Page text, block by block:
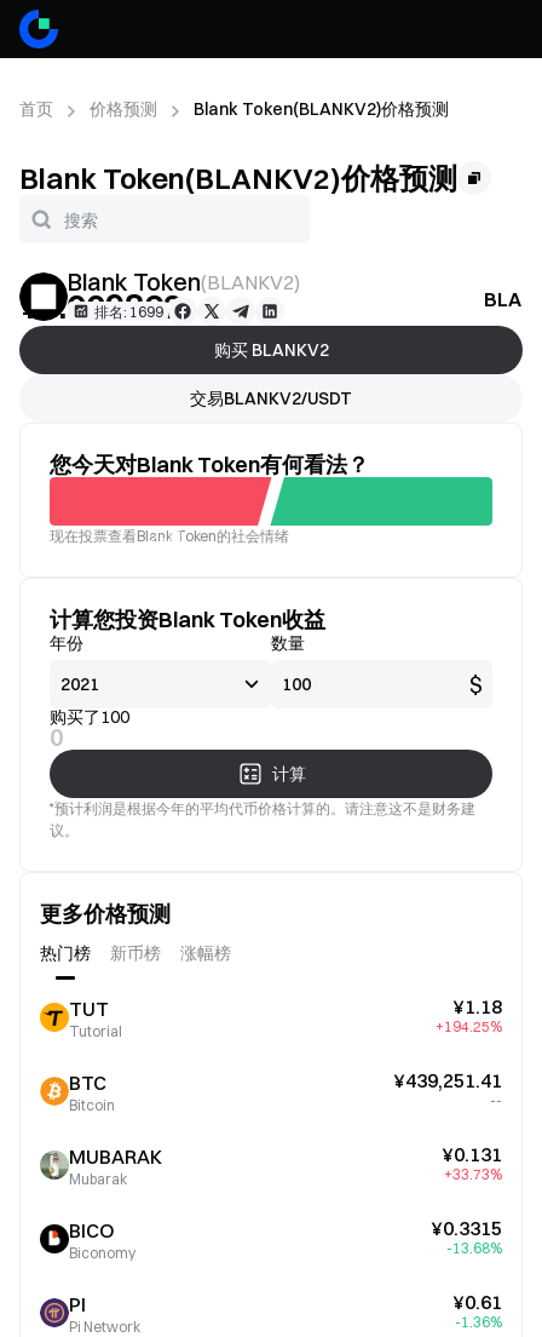
首页 价格预测 Blank Token(BLANKV2)价格预测
Blank Token(BLANKV2)价格预测
Blank Token(BLANKV2)
排名: 1699
¥0.009862--
购买 BLANKV2
交易BLANKV2/USDT
您今天对Blank Token有何看法？
看好
不看
现在投票查看Blank Token的社会情绪
计算您投资Blank Token收益
年份 数量
$
购买了100
0
计算
*预计利润是根据今年的平均代币价格计算的。请注意这不是财务建
议。
更多价格预测
热门榜 新币榜 涨幅榜
TUT
Tutorial
¥1.18
+194.25%
BTC
Bitcoin
¥439,251.41
--
MUBARAK
Mubarak
¥0.131
+33.73%
BICO
Biconomy
¥0.3315
-13.68%
PI
Pi Network
¥0.61
-1.36%